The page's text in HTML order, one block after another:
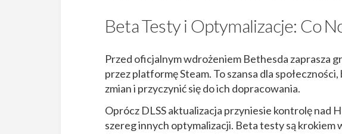
Beta Testy i Optymalizacje: Co
Przed oficjalnym wdrożeniem Bethesda zaprasza
przez platformę Steam. To szansa dla
zmian i przyczynić się do ich dopracowania.
Oprócz DLSS aktualizacja przyniesie kontrolę nad
szereg innych optymalizacji. Beta testy są krokiem